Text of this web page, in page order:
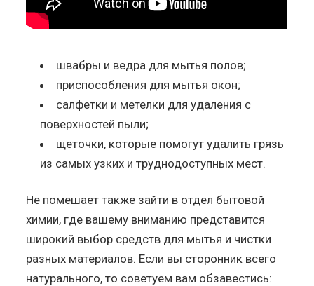
швабры и ведра для мытья полов;
приспособления для мытья окон;
салфетки и метелки для удаления с
поверхностей пыли;
щеточки, которые помогут удалить грязь
из самых узких и труднодоступных мест.
Не помешает также зайти в отдел бытовой
химии, где вашему вниманию представится
широкий выбор средств для мытья и чистки
разных материалов. Если вы сторонник всего
натурального, то советуем вам обзавестись: